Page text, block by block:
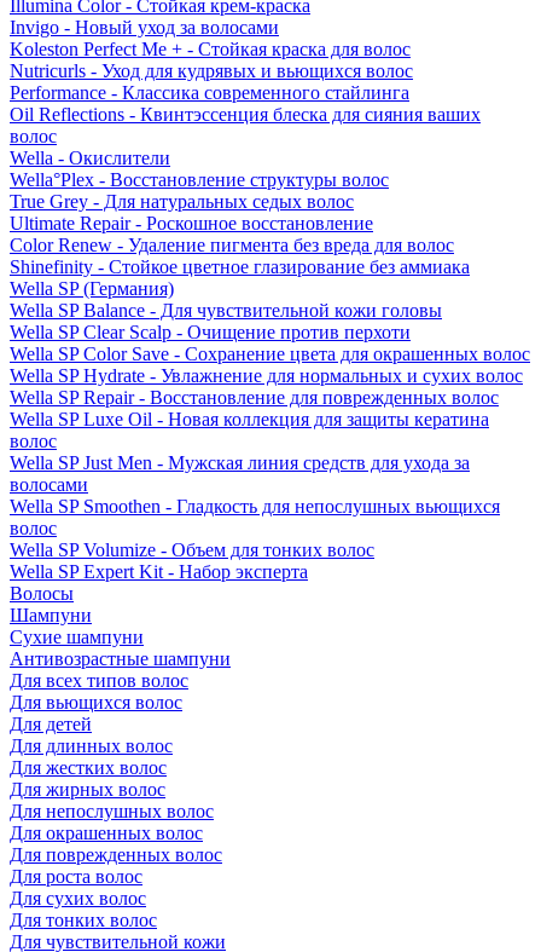
Illumina Color - Стойкая крем-краска
Invigo - Новый уход за волосами
Koleston Perfect Me + - Стойкая краска для волос
Nutricurls - Уход для кудрявых и вьющихся волос
Performance - Классика современного стайлинга
Oil Reflections - Квинтэссенция блеска для сияния ваших
волос
Wella - Окислители
Wella°Plex - Восстановление структуры волос
True Grey - Для натуральных седых волос
Ultimate Repair - Роскошное восстановление
Color Renew - Удаление пигмента без вреда для волос
Shinefinity - Стойкое цветное глазирование без аммиака
Wella SP (Германия)
Wella SP Balance - Для чувствительной кожи головы
Wella SP Clear Scalp - Очищение против перхоти
Wella SP Color Save - Сохранение цвета для окрашенных волос
Wella SP Hydrate - Увлажнение для нормальных и сухих волос
Wella SP Repair - Восстановление для поврежденных волос
Wella SP Luxe Oil - Новая коллекция для защиты кератина
волос
Wella SP Just Men - Мужская линия средств для ухода за
волосами
Wella SP Smoothen - Гладкость для непослушных вьющихся
волос
Wella SP Volumize - Объем для тонких волос
Wella SP Expert Kit - Набор эксперта
Волосы
Шампуни
Сухие шампуни
Антивозрастные шампуни
Для всех типов волос
Для вьющихся волос
Для детей
Для длинных волос
Для жестких волос
Для жирных волос
Для непослушных волос
Для окрашенных волос
Для поврежденных волос
Для роста волос
Для сухих волос
Для тонких волос
Для чувствительной кожи